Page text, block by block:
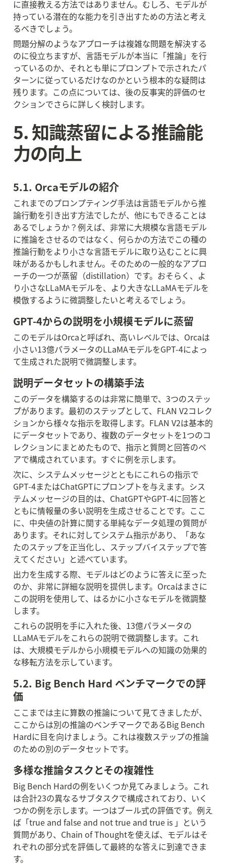
に直接教える方法ではありません。むしろ、モデルが
持っている潜在的な能力を引き出すための方法と考え
るべきでしょう。
問題分解のようなアプローチは複雑な問題を解決する
のに役立ちますが、言語モデルが本当に「推論」を行
っているのか、それとも単にプロンプトで示されたパ
ターンに従っているだけなのかという根本的な疑問は
残ります。この点については、後の反事実的評価のセ
クションでさらに詳しく検討します。
5. 知識蒸留による推論能
力の向上
5.1. Orcaモデルの紹介
これまでのプロンプティング手法は言語モデルから推
論行動を引き出す方法でしたが、他にもできることは
あるでしょうか？例えば、非常に大規模な言語モデル
に推論をさせるのではなく、何らかの方法でこの種の
推論行動をより小さな言語モデルに取り込むことに興
味があるかもしれません。そのための一般的なアプロ
ーチの一つが蒸留（distillation）です。おそらく、よ
り小さなLLaMAモデルを、より大きなLLaMAモデルを
模倣するように微調整したいと考えるでしょう。
GPT-4からの説明を小規模モデルに蒸留
このモデルはOrcaと呼ばれ、高いレベルでは、Orcaは
小さい13億パラメータのLLaMAモデルをGPT-4によっ
て生成された説明で微調整します。
説明データセットの構築手法
このデータを構築するのは非常に簡単で、3つのステッ
プがあります。最初のステップとして、FLAN V2コレク
ションから様々な指示を取得します。FLAN V2は基本的
にデータセットであり、複数のデータセットを1つのコ
レクションにまとめたもので、指示と質問と回答のペ
アで構成されています。すぐに例を示します。
次に、システムメッセージとともにこれらの指示で
GPT-4またはChatGPTにプロンプトを与えます。シス
テムメッセージの目的は、ChatGPTやGPT-4に回答と
ともに情報量の多い説明を生成させることです。ここ
に、中央値の計算に関する単純なデータ処理の質問が
あります。それに対してシステム指示があり、「あな
たのステップを正当化し、ステップバイステップで答
えてください」と述べています。
出力を生成する際、モデルはどのように答えに至った
のか、非常に詳細な説明を提供します。Orcaはまさに
この説明を使用して、はるかに小さなモデルを微調整
します。
これらの説明を手に入れた後、13億パラメータの
LLaMAモデルをこれらの説明で微調整します。これ
は、大規模モデルから小規模モデルへの知識の効果的
な移転方法を示しています。
5.2. Big Bench Hard ベンチマークでの評
価
ここまでは主に算数の推論について見てきましたが、
ここからは別の推論のベンチマークであるBig Bench
Hardに目を向けましょう。これは複数ステップの推論
のための別のデータセットです。
多様な推論タスクとその複雑性
Big Bench Hardの例をいくつか見てみましょう。これ
は合計23の異なるサブタスクで構成されており、いく
つかの例を示します。一つはブール式の評価です。例え
ば「true and false and not true and true is 」という
質問があり、Chain of Thoughtを使えば、モデルはそ
れぞれの部分式を評価して最終的な答えに到達できま
す。